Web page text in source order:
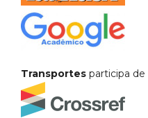
Transportes participa de